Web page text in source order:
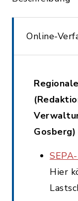
Online-
Gosberg)
Hier